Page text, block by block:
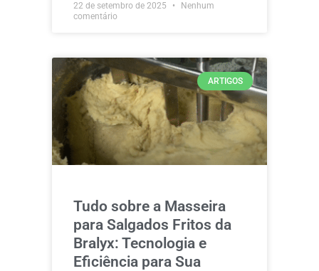
22 de setembro de 2025
Nenhum
comentário
ARTIGOS
Tudo sobre a Masseira
para Salgados Fritos da
Bralyx: Tecnologia e
Eficiência para Sua